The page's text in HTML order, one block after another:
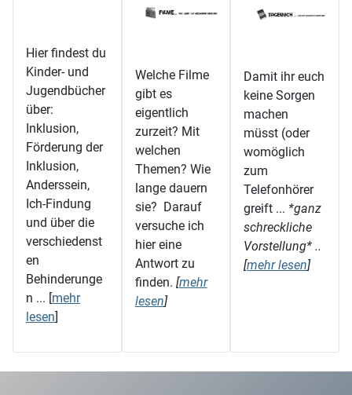
Hier findest du
Kinder- und
Jugendbücher
über:
Inklusion,
Förderung der
Inklusion,
Anderssein,
Ich-Findung
und über die
verschiedenst
en
Behinderunge
n ... [mehr
lesen]
Welche Filme
gibt es
eigentlich
zurzeit? Mit
welchen
Themen? Wie
lange dauern
sie? Darauf
versuche ich
hier eine
Antwort zu
finden. [mehr
lesen]
Damit ihr euch
keine Sorgen
machen
müsst (oder
womöglich
zum
Telefonhörer
greift ... *ganz
schreckliche
Vorstellung* ..
[mehr lesen]